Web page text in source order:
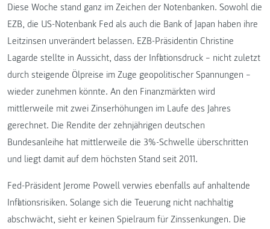
Diese Woche stand ganz im Zeichen der Notenbanken. Sowohl die
EZB, die US-Notenbank Fed als auch die Bank of Japan haben ihre
Leitzinsen unverändert belassen. EZB-Präsidentin Christine
Lagarde stellte in Aussicht, dass der Inflationsdruck – nicht zuletzt
durch steigende Ölpreise im Zuge geopolitischer Spannungen –
wieder zunehmen könnte. An den Finanzmärkten wird
mittlerweile mit zwei Zinserhöhungen im Laufe des Jahres
gerechnet. Die Rendite der zehnjährigen deutschen
Bundesanleihe hat mittlerweile die 3%-Schwelle überschritten
und liegt damit auf dem höchsten Stand seit 2011.
Fed-Präsident Jerome Powell verwies ebenfalls auf anhaltende
Inflationsrisiken. Solange sich die Teuerung nicht nachhaltig
abschwächt, sieht er keinen Spielraum für Zinssenkungen. Die